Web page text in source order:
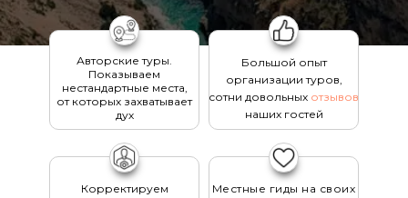
Авторские туры.
Показываем
нестандартные места,
от которых захватывает
дух
Большой опыт
организации туров,
сотни довольных отзывов
наших гостей
Корректируем
Местные гиды на своих